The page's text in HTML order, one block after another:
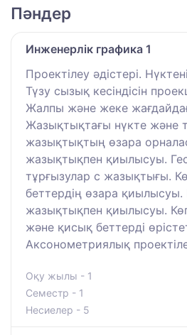
Пәндер
Инженерлік графика 1
Проектілеу әдістері.
Түзу сызық кесіндісін
Жалпы және жеке
Жазықтықтағы нүкте және
жазықтықтың өзара
жазықтықпен қиылысуы.
тұрғызулар с жазықтығы.
беттердің өзара қиылысуы.
жазықтықпен қиылысуы.
және қисық беттерді
Аксонометриялық
Оқу жылы - 1
Семестр - 1
Несиелер - 5